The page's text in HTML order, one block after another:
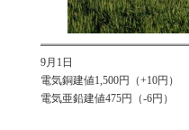
9月1日
電気銅建値1,500円（+10円）
電気亜鉛建値475円（-6円）